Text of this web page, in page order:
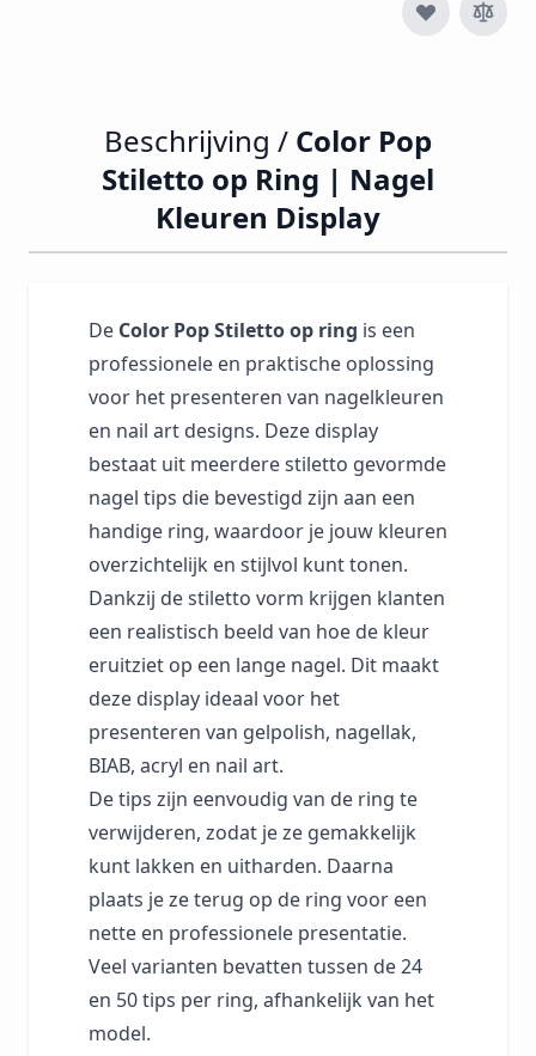
Beschrijving / Color Pop
Stiletto op Ring | Nagel
Kleuren Display
De Color Pop Stiletto op ring is een
professionele en praktische oplossing
voor het presenteren van nagelkleuren
en nail art designs. Deze display
bestaat uit meerdere stiletto gevormde
nagel tips die bevestigd zijn aan een
handige ring, waardoor je jouw kleuren
overzichtelijk en stijlvol kunt tonen.
Dankzij de stiletto vorm krijgen klanten
een realistisch beeld van hoe de kleur
eruitziet op een lange nagel. Dit maakt
deze display ideaal voor het
presenteren van gelpolish, nagellak,
BIAB, acryl en nail art.
De tips zijn eenvoudig van de ring te
verwijderen, zodat je ze gemakkelijk
kunt lakken en uitharden. Daarna
plaats je ze terug op de ring voor een
nette en professionele presentatie.
Veel varianten bevatten tussen de 24
en 50 tips per ring, afhankelijk van het
model.